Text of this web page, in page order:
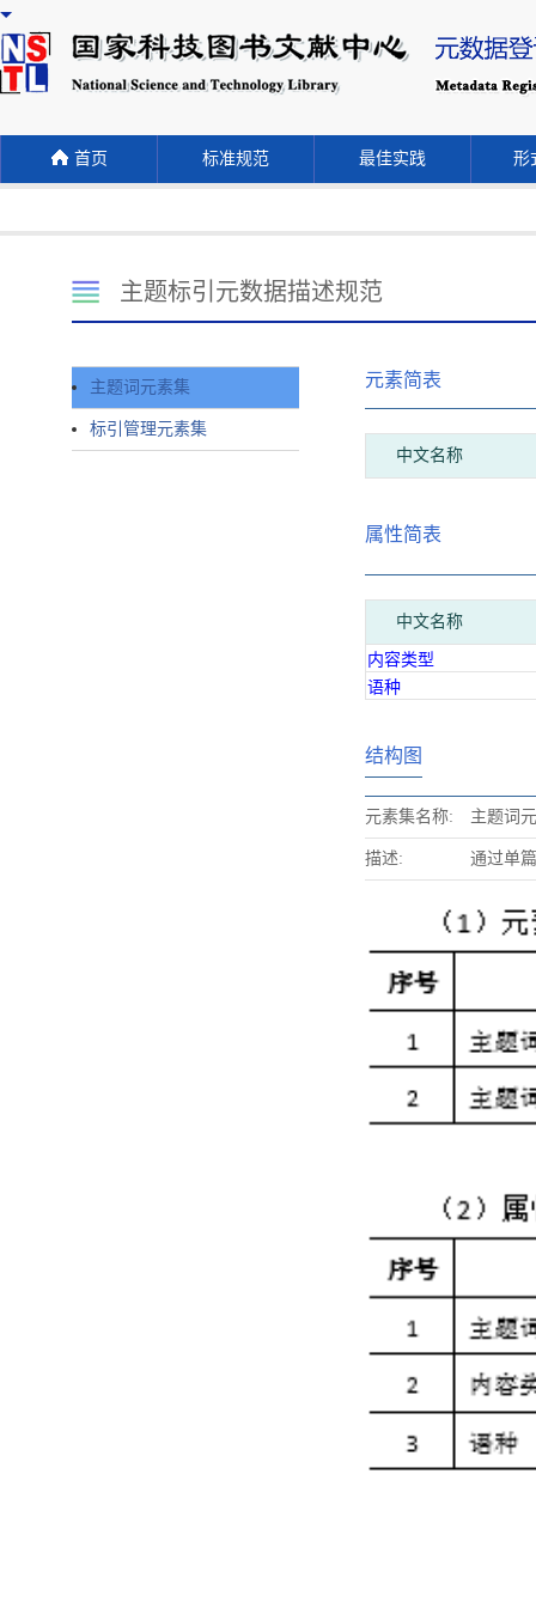
首页 标准规范 最佳实践 形
主题标引元数据描述规范
主题词元素集
标引管理元素集
元素简表
中文名称
属性简表
中文名称
内容类型
语种
结构图
元素集名称: 主题词
描述: 通过单